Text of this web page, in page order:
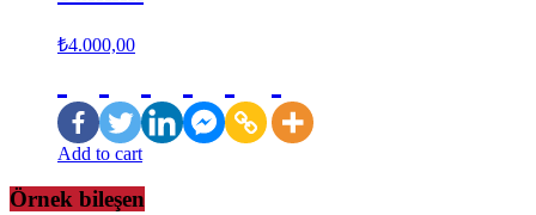
₺4.000,00
Add to cart
Örnek bileşen